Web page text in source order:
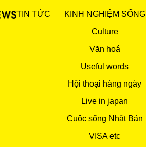
TIN TỨC
KINH NGHIỆM SỐNG
Culture
Văn hoá
Useful words
Hội thoại hàng ngày
Live in japan
Cuộc sống Nhật Bản
VISA etc